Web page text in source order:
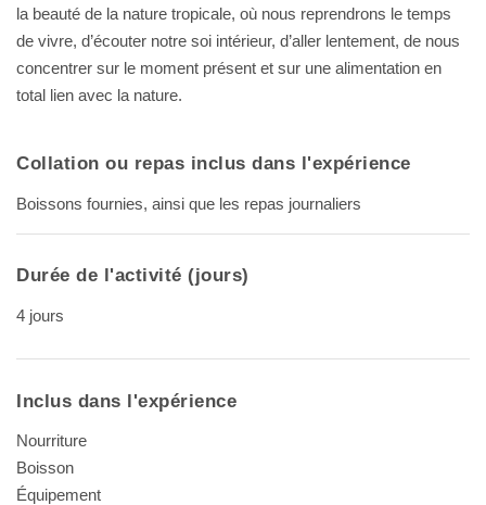
la beauté de la nature tropicale, où nous reprendrons le temps
de vivre, d’écouter notre soi intérieur, d’aller lentement, de nous
concentrer sur le moment présent et sur une alimentation en
total lien avec la nature.
Collation ou repas inclus dans l'expérience
Boissons fournies, ainsi que les repas journaliers
Durée de l'activité (jours)
4 jours
Inclus dans l'expérience
Nourriture
Boisson
Équipement